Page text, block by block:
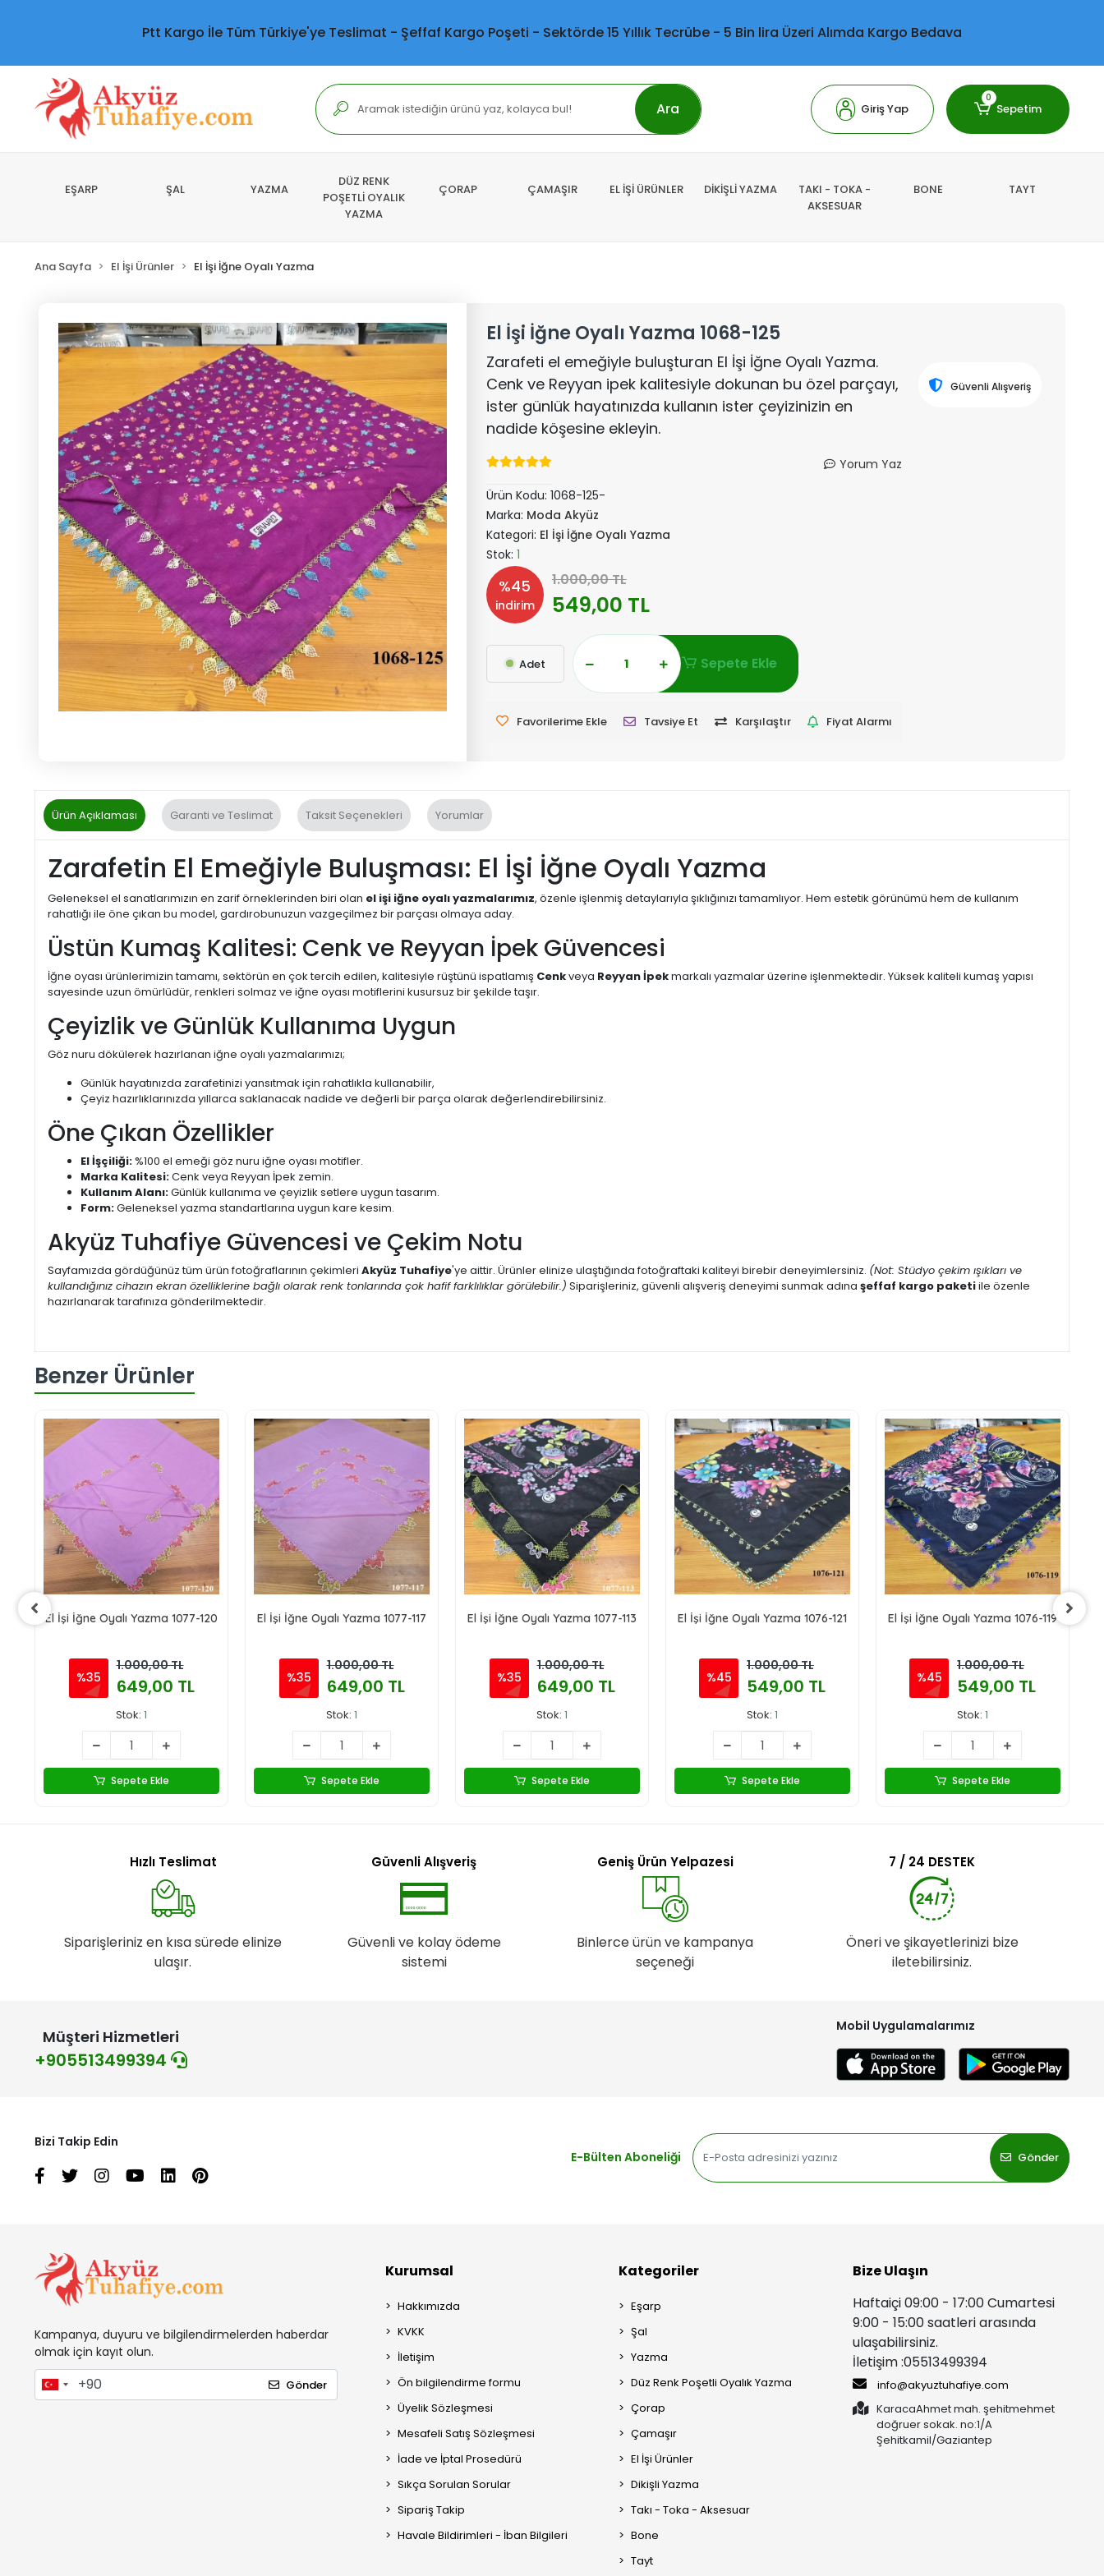
Ptt Kargo İle Tüm Türkiye'ye Teslimat - Şeffaf Kargo Poşeti - Sektörde 15 Yıllık Tecrübe - 5 Bin lira Üzeri Alımda Kargo Bedava
Ara Giriş Yap
0
Sepetim
EŞARP ŞAL YAZMA
DÜZ RENK
POŞETLİ OYALIK
YAZMA
ÇORAP ÇAMAŞIR EL İŞİ ÜRÜNLER DİKİŞLİ YAZMA
TAKI - TOKA -
AKSESUAR
BONE TAYT
Ana Sayfa El İşi Ürünler El İşi İğne Oyalı Yazma
El İşi İğne Oyalı Yazma 1068-125
Zarafeti el emeğiyle buluşturan El İşi İğne Oyalı Yazma.
Cenk ve Reyyan ipek kalitesiyle dokunan bu özel parçayı,
ister günlük hayatınızda kullanın ister çeyizinizin en
nadide köşesine ekleyin.
Yorum Yaz
Ürün Kodu: 1068-125-
Marka: Moda Akyüz
Kategori: El İşi İğne Oyalı Yazma
Stok: 1
%45
indirim
1.000,00 TL
549,00 TL
Adet Sepete Ekle
Favorilerime Ekle Tavsiye Et Karşılaştır Fiyat Alarmı
Güvenli Alışveriş
Ürün Açıklaması Garanti ve Teslimat Taksit Seçenekleri Yorumlar
Zarafetin El Emeğiyle Buluşması: El İşi İğne Oyalı Yazma
Geleneksel el sanatlarımızın en zarif örneklerinden biri olan el işi iğne oyalı yazmalarımız, özenle işlenmiş detaylarıyla şıklığınızı tamamlıyor. Hem estetik görünümü hem de kullanım
rahatlığı ile öne çıkan bu model, gardırobunuzun vazgeçilmez bir parçası olmaya aday.
Üstün Kumaş Kalitesi: Cenk ve Reyyan İpek Güvencesi
İğne oyası ürünlerimizin tamamı, sektörün en çok tercih edilen, kalitesiyle rüştünü ispatlamış Cenkveya Reyyan İpekmarkalı yazmalar üzerine işlenmektedir. Yüksek kaliteli kumaş yapısı
sayesinde uzun ömürlüdür, renkleri solmaz ve iğne oyası motiflerini kusursuz bir şekilde taşır.
Çeyizlik ve Günlük Kullanıma Uygun
Göz nuru dökülerek hazırlanan iğne oyalı yazmalarımızı;
Günlük hayatınızda zarafetinizi yansıtmak için rahatlıkla kullanabilir,
Çeyiz hazırlıklarınızda yıllarca saklanacak nadide ve değerli bir parça olarak değerlendirebilirsiniz.
Öne Çıkan Özellikler
El İşçiliği: %100 el emeği göz nuru iğne oyası motifler.
Marka Kalitesi:Cenk veya Reyyan İpek zemin.
Kullanım Alanı:Günlük kullanıma ve çeyizlik setlere uygun tasarım.
Form:Geleneksel yazma standartlarına uygun kare kesim.
Akyüz Tuhafiye Güvencesi ve Çekim Notu
Sayfamızda gördüğünüz tüm ürün fotoğraflarının çekimleri Akyüz Tuhafiye'ye aittir. Ürünler elinize ulaştığında fotoğraftaki kaliteyi birebir deneyimlersiniz. (Not: Stüdyo çekim ışıkları ve
kullandığınız cihazın ekran özelliklerine bağlı olarak renk tonlarında çok hafif farklılıklar görülebilir.) Siparişleriniz, güvenli alışveriş deneyimi sunmak adına şeffaf kargo paketiile özenle
hazırlanarak tarafınıza gönderilmektedir.
Benzer Ürünler
El İşi İğne Oyalı Yazma 1077-120
%35
1.000,00 TL
649,00 TL
Stok: 1
Sepete Ekle
El İşi İğne Oyalı Yazma 1077-117
%35
1.000,00 TL
649,00 TL
Stok: 1
Sepete Ekle
El İşi İğne Oyalı Yazma 1077-113
%35
1.000,00 TL
649,00 TL
Stok: 1
Sepete Ekle
El İşi İğne Oyalı Yazma 1076-121
%45
1.000,00 TL
549,00 TL
Stok: 1
Sepete Ekle
El İşi İğne Oyalı Yazma 1076-119
%45
1.000,00 TL
549,00 TL
Stok: 1
Sepete Ekle
Hızlı Teslimat
Siparişleriniz en kısa sürede elinize
ulaşır.
Güvenli Alışveriş
Güvenli ve kolay ödeme
sistemi
Geniş Ürün Yelpazesi
Binlerce ürün ve kampanya
seçeneği
7 / 24 DESTEK
Öneri ve şikayetlerinizi bize
iletebilirsiniz.
Müşteri Hizmetleri
+905513499394
Mobil Uygulamalarımız
Bizi Takip Edin
E-Bülten Aboneliği
Gönder
Kampanya, duyuru ve bilgilendirmelerden haberdar
olmak için kayıt olun.
Gönder
Kurumsal
Hakkımızda
KVKK
İletişim
Ön bilgilendirme formu
Üyelik Sözleşmesi
Mesafeli Satış Sözleşmesi
İade ve İptal Prosedürü
Sıkça Sorulan Sorular
Sipariş Takip
Havale Bildirimleri - İban Bilgileri
Kategoriler
Eşarp
Şal
Yazma
Düz Renk Poşetli Oyalık Yazma
Çorap
Çamaşır
El İşi Ürünler
Dikişli Yazma
Takı - Toka - Aksesuar
Bone
Tayt
Bize Ulaşın
Haftaiçi 09:00 - 17:00 Cumartesi
9:00 - 15:00 saatleri arasında
ulaşabilirsiniz.
İletişim :05513499394
info@akyuztuhafiye.com
KaracaAhmet mah. şehitmehmet
doğruer sokak. no:1/A
Şehitkamil/Gaziantep